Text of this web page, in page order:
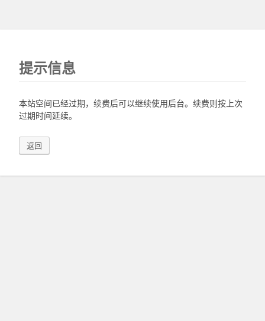
提示信息
本站空间已经过期，续费后可以继续使用后台。续费则按上次
过期时间延续。
返回